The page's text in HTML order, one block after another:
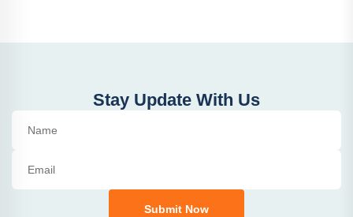
Stay Update With Us
Submit Now